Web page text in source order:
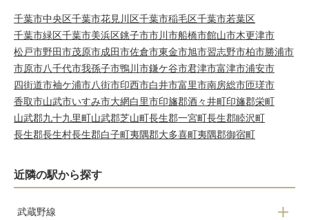
千葉市中央区千葉市花見川区千葉市稲毛区千葉市若葉区
千葉市緑区千葉市美浜区銚子市市川市船橋市館山市木更津市
松戸市野田市茂原市成田市佐倉市東金市旭市習志野市柏市勝浦市
市原市八千代市我孫子市鴨川市鎌ケ谷市君津市富津市浦安市
四街道市袖ケ浦市八街市印西市白井市富里市南房総市匝瑳市
香取市山武市いすみ市大網白里市印旛郡酒々井町印旛郡栄町
山武郡九十九里町山武郡芝山町長生郡一宮町長生郡睦沢町
長生郡長生村長生郡白子町夷隅郡大多喜町夷隅郡御宿町
近隣の駅から探す
武蔵野線